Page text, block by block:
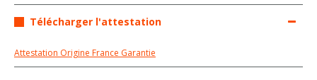
Télécharger l'attestation
Attestation Origine France Garantie